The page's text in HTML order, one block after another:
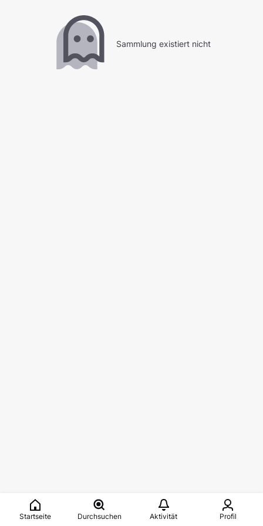
Startseite Durchsuchen Aktivität Profil
Sammlung existiert nicht